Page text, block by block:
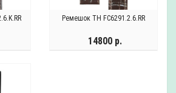
Ремешок TH FC6291.2.6.RR
14800 р.